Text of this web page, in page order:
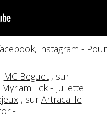
, instagram - Pour
MC Beguet, sur
Myriam Eck - Juliette
, surArtracaille -
-